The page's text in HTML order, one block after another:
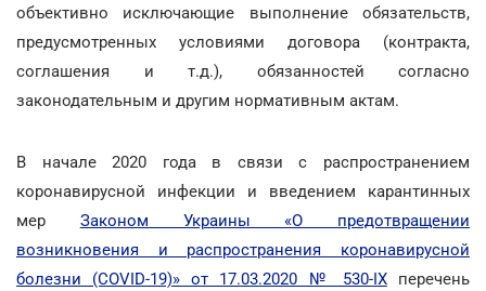
объективно исключающие выполнение обязательств,
предусмотренных условиями договора (контракта,
соглашения и т.д.), обязанностей согласно
законодательным и другим нормативным актам.
В начале 2020 года в связи с распространением
коронавирусной инфекции и введением карантинных
мер Законом Украины «О предотвращении
возникновения и распространения коронавирусной
болезни (COVID-19)» от 17.03.2020 № 530-IXперечень